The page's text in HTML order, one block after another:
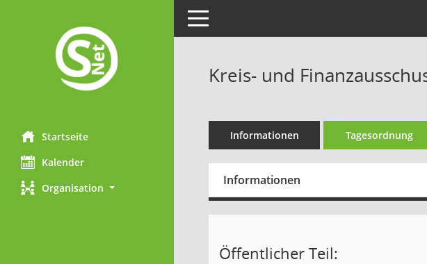
Startseite
Kalender
Organisation
Toggle navigation
Kreis- und
Informationen Tagesordnung
Informationen
Öffentlicher Teil: